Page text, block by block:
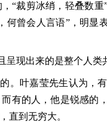
“裁剪冰绡，轻叠数
曾会人言语”，明显
现出来的是整个人类
。叶嘉莹先生认为，
有的人，他是锐感的
直到无穷大。